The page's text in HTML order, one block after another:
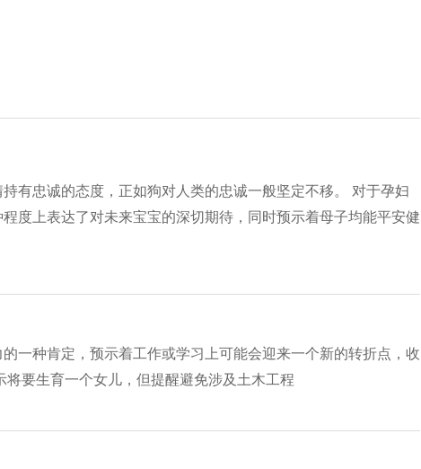
有忠诚的态度，正如狗对人类的忠诚一般坚定不移。 对于孕妇
度上表达了对未来宝宝的深切期待，同时预示着母子均能平安健
一种肯定，预示着工作或学习上可能会迎来一个新的转折点，收
要生育一个女儿，但提醒避免涉及土木工程